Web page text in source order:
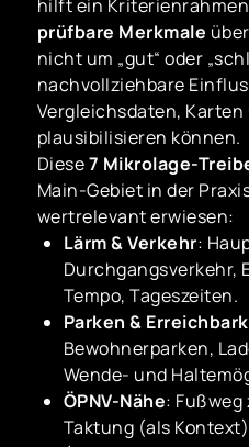
hilft ein
prüfbare Merkmale
nicht um „gut“ oder
nachvollziehbare
Vergleichsdaten,
plausibilisieren können.
Diese7 Mikrolage-
Main-Gebiet in der
wertrelevant erwiesen:
Lärm & Verkehr:
Durchgangsverkehr,
Tempo, Tageszeiten.
Parken &
Bewohnerparken,
Wende- und
ÖPNV-Nähe:
Taktung (als